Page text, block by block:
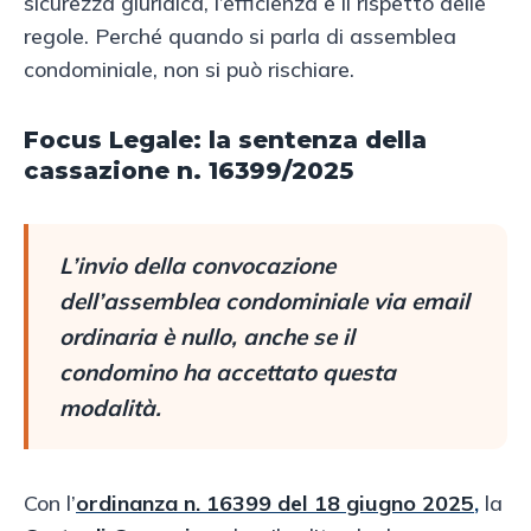
regole. Perché quando si parla di assemblea
condominiale, non si può rischiare.
Focus Legale: la sentenza della
cassazione n. 16399/2025
L’invio della convocazione
dell’assemblea condominiale via email
ordinaria è nullo, anche se il
condomino ha accettato questa
modalità.
Con l’ordinanza n. 16399 del 18 giugno 2025, la